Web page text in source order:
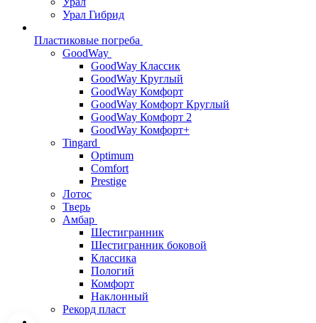
Урал Гибрид
Пластиковые погреба
GoodWay
GoodWay Классик
GoodWay Круглый
GoodWay Комфорт
GoodWay Комфорт Круглый
GoodWay Комфорт 2
GoodWay Комфорт+
Tingard
Optimum
Comfort
Prestige
Лотос
Тверь
Амбар
Шестигранник
Шестигранник боковой
Классика
Пологий
Комфорт
Наклонный
Рекорд пласт